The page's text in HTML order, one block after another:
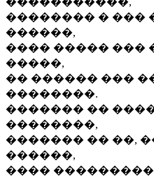
�������� � ���
������,
���� ����� ���
�����,
�� ������ ���
��������.
������� ��
��������,
������� �� ��,
������,
����